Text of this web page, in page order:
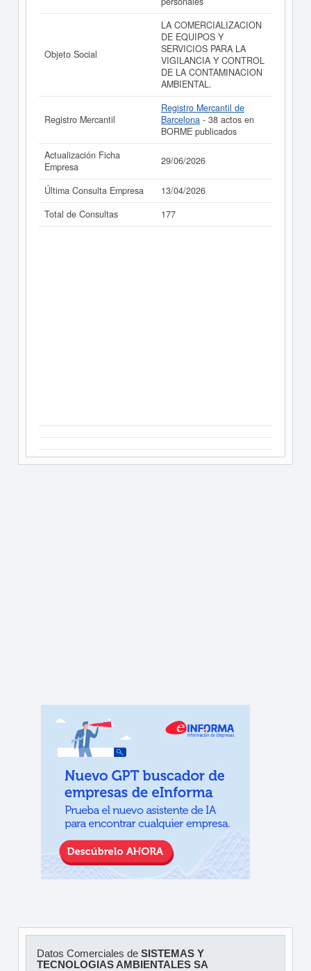
consultar los resultados de sus años de actividad, así
como los balances y cuentas de resultados disponibles.
La última actualización del informe de empresa se ha
realizado el 29/06/2026.
Objeto Social
LA COMERCIALIZACION
DE EQUIPOS Y
SERVICIOS PARA LA
VIGILANCIA Y CONTROL
DE LA CONTAMINACION
AMBIENTAL.
Registro Mercantil
Registro Mercantil de
Barcelona - 38 actos en
BORME publicados
Actualización Ficha
Empresa
29/06/2026
Última Consulta Empresa
13/04/2026
Total de Consultas
177
Datos Comerciales de SISTEMAS Y
TECNOLOGIAS AMBIENTALES SA